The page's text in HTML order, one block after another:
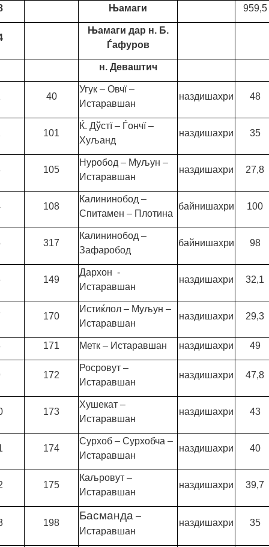
Њамаги 959,5
Њамаги дар н. Б.
Ѓафуров
н. Деваштич
40
Угук – Овчї –
Истаравшан
наздишахри 48
101
Ќ. Дўстї – Ѓончї –
Хуљанд
наздишахри 35
105
Нуробод – Муљун –
Истаравшан
наздишахри 27,8
108
Калининобод –
Спитамен – Плотина
байнишахри 100
317
Калининобод –
Зафаробод
байнишахри 98
149
Дархон -
Истаравшан
наздишахри 32,1
170
Истиќлол – Муљун –
Истаравшан
наздишахри 29,3
171 Метк – Истаравшан наздишахри 49
172
Росровут –
Истаравшан
наздишахри 47,8
173
Хушекат –
Истаравшан
наздишахри 43
174
Сурхоб – Сурхобча –
Истаравшан
наздишахри 40
175
Каљровут –
Истаравшан
наздишахри 39,7
198
Басманда –
Истаравшан
наздишахри 35